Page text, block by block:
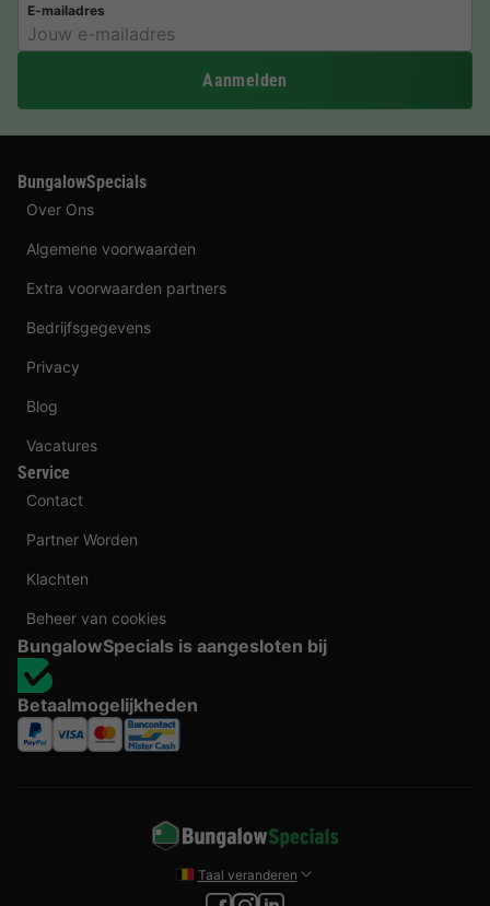
E-mailadres
Aanmelden
BungalowSpecials
Over Ons
Algemene voorwaarden
Extra voorwaarden partners
Bedrijfsgegevens
Privacy
Blog
Vacatures
Service
Contact
Partner Worden
Klachten
Beheer van cookies
BungalowSpecials is aangesloten bij
Betaalmogelijkheden
Taal veranderen